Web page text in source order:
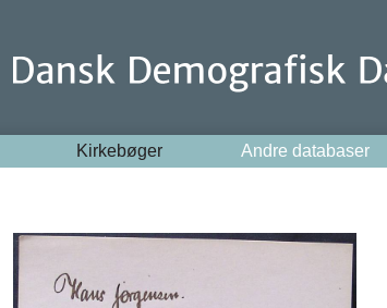
Kirkebøger Andre databaser